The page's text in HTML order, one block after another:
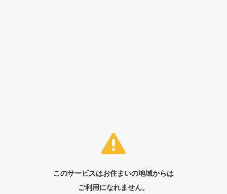
このサービスはお住まいの地域からは
ご利用になれません。